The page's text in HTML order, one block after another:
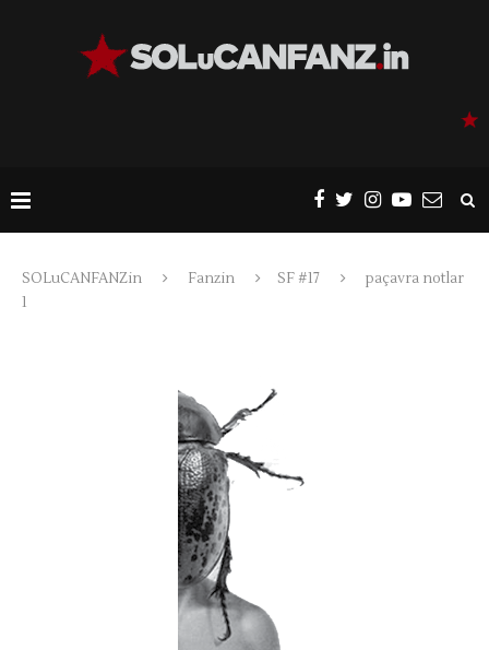
SOLuCANFANZin Fanzin SF #17
paçavra notlar
1